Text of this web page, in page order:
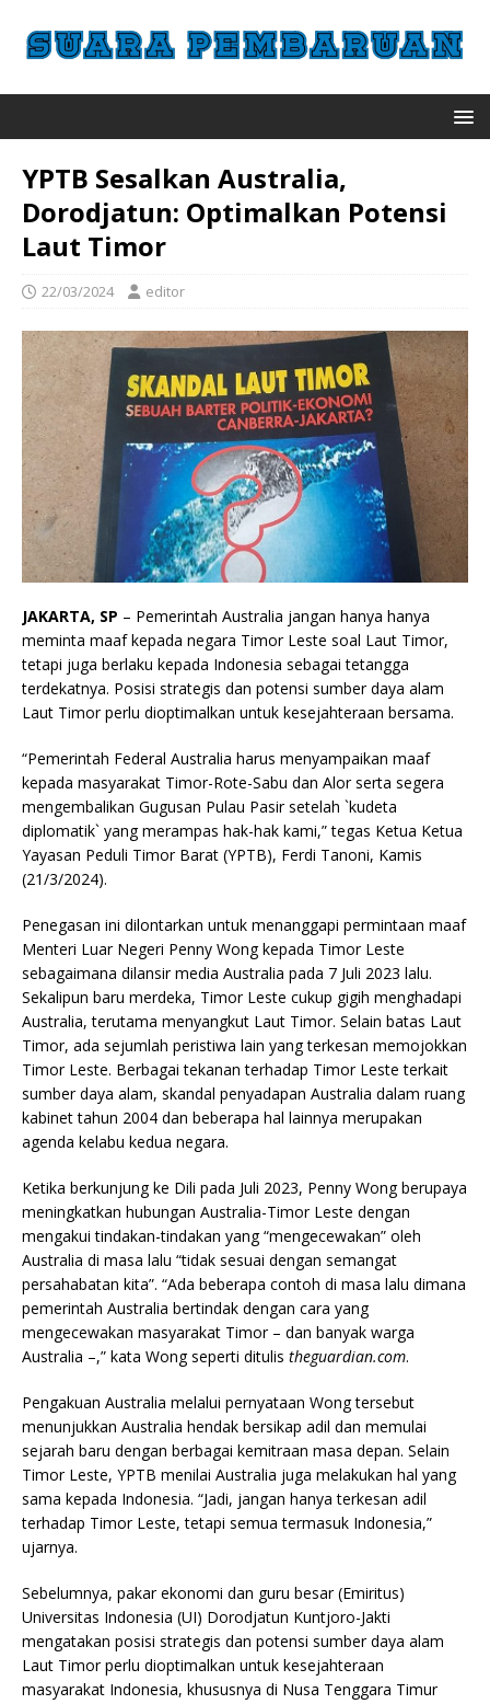
YPTB Sesalkan Australia,
Dorodjatun: Optimalkan Potensi
Laut Timor
22/03/2024 editor
JAKARTA, SP – Pemerintah Australia jangan hanya hanya
meminta maaf kepada negara Timor Leste soal Laut Timor,
tetapi juga berlaku kepada Indonesia sebagai tetangga
terdekatnya. Posisi strategis dan potensi sumber daya alam
Laut Timor perlu dioptimalkan untuk kesejahteraan bersama.
“Pemerintah Federal Australia harus menyampaikan maaf
kepada masyarakat Timor-Rote-Sabu dan Alor serta segera
mengembalikan Gugusan Pulau Pasir setelah `kudeta
diplomatik` yang merampas hak-hak kami,” tegas Ketua Ketua
Yayasan Peduli Timor Barat (YPTB), Ferdi Tanoni, Kamis
(21/3/2024).
Penegasan ini dilontarkan untuk menanggapi permintaan maaf
Menteri Luar Negeri Penny Wong kepada Timor Leste
sebagaimana dilansir media Australia pada 7 Juli 2023 lalu.
Sekalipun baru merdeka, Timor Leste cukup gigih menghadapi
Australia, terutama menyangkut Laut Timor. Selain batas Laut
Timor, ada sejumlah peristiwa lain yang terkesan memojokkan
Timor Leste. Berbagai tekanan terhadap Timor Leste terkait
sumber daya alam, skandal penyadapan Australia dalam ruang
kabinet tahun 2004 dan beberapa hal lainnya merupakan
agenda kelabu kedua negara.
Ketika berkunjung ke Dili pada Juli 2023, Penny Wong berupaya
meningkatkan hubungan Australia-Timor Leste dengan
mengakui tindakan-tindakan yang “mengecewakan” oleh
Australia di masa lalu “tidak sesuai dengan semangat
persahabatan kita”. “Ada beberapa contoh di masa lalu dimana
pemerintah Australia bertindak dengan cara yang
mengecewakan masyarakat Timor – dan banyak warga
Australia –,” kata Wong seperti ditulis theguardian.com.
Pengakuan Australia melalui pernyataan Wong tersebut
menunjukkan Australia hendak bersikap adil dan memulai
sejarah baru dengan berbagai kemitraan masa depan. Selain
Timor Leste, YPTB menilai Australia juga melakukan hal yang
sama kepada Indonesia. “Jadi, jangan hanya terkesan adil
terhadap Timor Leste, tetapi semua termasuk Indonesia,”
ujarnya.
Sebelumnya, pakar ekonomi dan guru besar (Emiritus)
Universitas Indonesia (UI) Dorodjatun Kuntjoro-Jakti
mengatakan posisi strategis dan potensi sumber daya alam
Laut Timor perlu dioptimalkan untuk kesejahteraan
masyarakat Indonesia, khususnya di Nusa Tenggara Timur